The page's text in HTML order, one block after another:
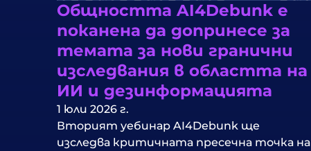
Общността AI4Debunk е
поканена да допринесе за
темата за нови гранични
изследвания в областта на
ИИ и дезинформацията
1 юли 2026 г.
Вторият уебинар AI4Debunk ще
изследва критичната пресечна точка на